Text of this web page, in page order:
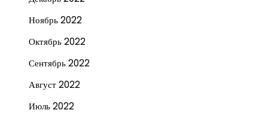
Ноябрь 2022
Октябрь 2022
Сентябрь 2022
Август 2022
Июль 2022